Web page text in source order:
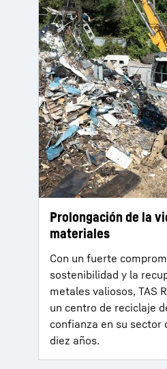
Prolongación de la
materiales
Con un fuerte
sostenibilidad y la
metales valiosos, TAS
un centro de reciclaje
confianza en su sector
diez años.